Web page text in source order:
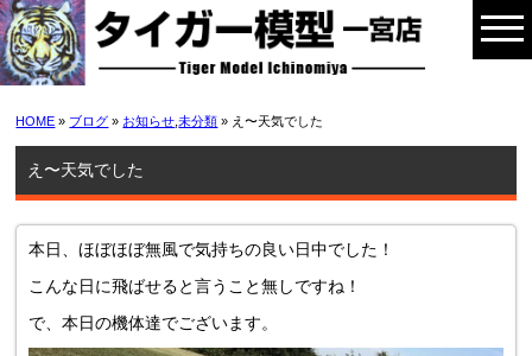
HOME » ブログ » お知らせ ,未分類 » え〜天気でした
え〜天気でした
本日、ほぼほぼ無風で気持ちの良い日中でした！
こんな日に飛ばせると言うこと無しですね！
で、本日の機体達でございます。